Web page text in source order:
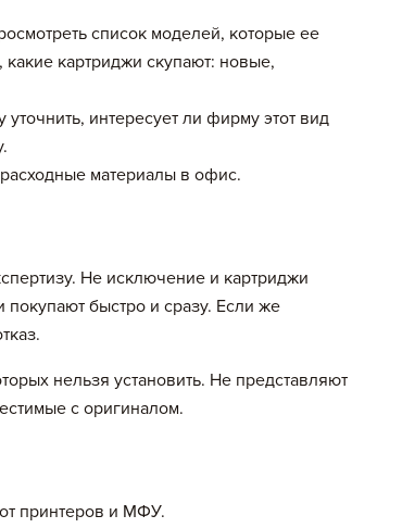
список моделей, которые ее
какие картриджи скупают: новые,
интересует ли фирму этот вид
материалы в офис.
Не исключение и картриджи
быстро и сразу. Если же
нельзя установить. Не представляют
с оригиналом.
принтеров и МФУ.
Цена, руб